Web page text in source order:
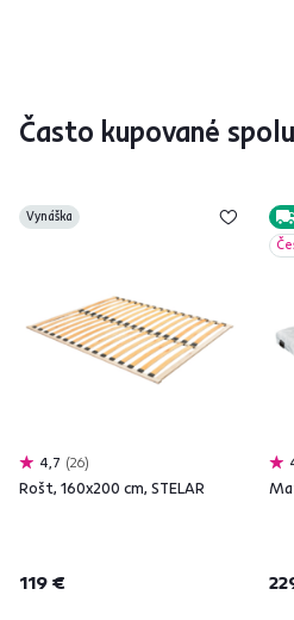
Často kupované spolu
Vynáška
4,7 26
Rošt, 160x200 cm, STELAR
119 €